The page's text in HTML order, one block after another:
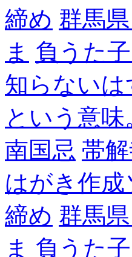
締め 群馬
ま 負うた
知らない
という意味
南国忌 帯
はがき作成
締め 群馬
ま 負うた